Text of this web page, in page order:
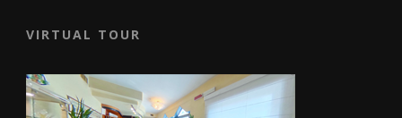
VIRTUAL TOUR